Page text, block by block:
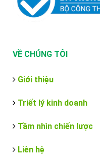
VỀ CHÚNG TÔI
Giới thiệu
Triết lý kinh doanh
Tầm nhìn chiến lược
Liên hệ